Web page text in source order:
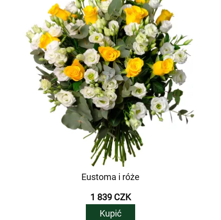
Eustoma i róże
1 839 CZK
Kupić